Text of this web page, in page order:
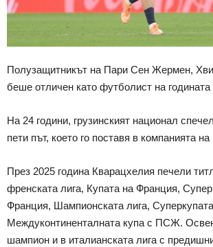
Полузащитникът на Пари Сен Жермен,
беше отличен като футболист на годината
На 24 години, грузинският национал
пети път, което го поставя в компанията
През 2025 година Кварацхелия печели
френската лига, Купата на Франция,
Франция, Шампионската лига,
Междуконтиненталната купа с ПСЖ.
шампион и в италианската лига с